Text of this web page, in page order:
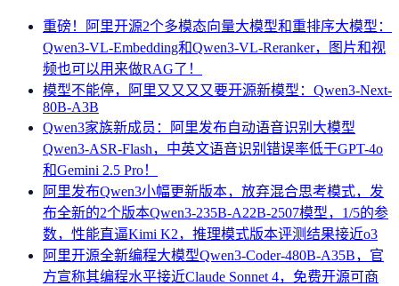
重磅！阿里开源2个多模态向量大模型和重排序大模型：
Qwen3-VL-Embedding和Qwen3-VL-Reranker，图片和视
频也可以用来做RAG了！
模型不能停，阿里又又又又要开源新模型：Qwen3-Next-
80B-A3B
Qwen3家族新成员：阿里发布自动语音识别大模型
Qwen3-ASR-Flash，中英文语音识别错误率低于GPT-4o
和Gemini 2.5 Pro！
阿里发布Qwen3小幅更新版本，放弃混合思考模式，发
布全新的2个版本Qwen3-235B-A22B-2507模型，1/5的参
数，性能直逼Kimi K2，推理模式版本评测结果接近o3
阿里开源全新编程大模型Qwen3-Coder-480B-A35B，官
方宣称其编程水平接近Claude Sonnet 4，免费开源可商